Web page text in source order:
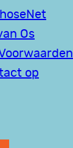
Os
op